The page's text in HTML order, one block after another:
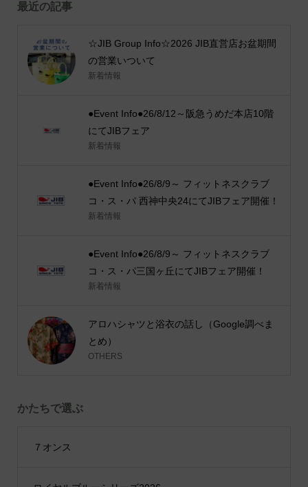
最近の記事
☆JIB Group Info☆2026 JIB直営店お盆期間
の営業いついて
新着情報
●Event Info●26/8/12～阪急うめだ本店10階
にてJIBフェア
新着情報
●Event Info●26/8/9～ フィットネスクラブ
コ・ス・パ 西神中央24にてJIBフェア開催！
新着情報
●Event Info●26/8/9～ フィットネスクラブ
コ・ス・パ三国ヶ丘にてJIBフェア開催！
新着情報
アロハシャツと浴衣の話し（Google調べま
とめ）
OTHERS
かたちで選ぶ
７オンス